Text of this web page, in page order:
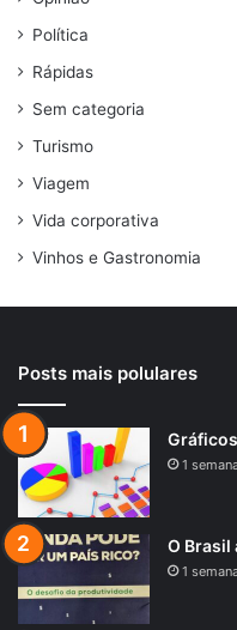
Política
Rápidas
Sem categoria
Turismo
Viagem
Vida corporativa
Vinhos e Gastronomia
Posts mais polulares
1
O Brasil
1